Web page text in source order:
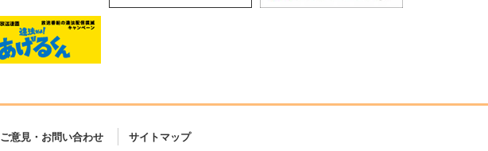
ご意見・お問い合わせ サイトマップ